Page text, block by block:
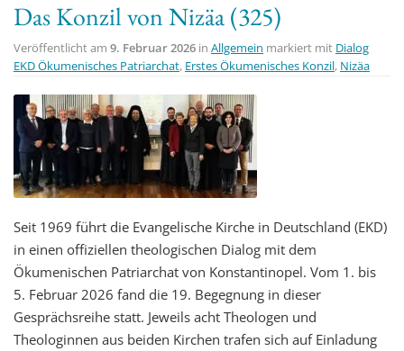
Das Konzil von Nizäa (325)
Veröffentlicht am 9. Februar 2026 in Allgemein markiert mit Dialog
EKD Ökumenisches Patriarchat, Erstes Ökumenisches Konzil, Nizäa
Seit 1969 führt die Evangelische Kirche in Deutschland (EKD)
in einen offiziellen theologischen Dialog mit dem
Ökumenischen Patriarchat von Konstantinopel. Vom 1. bis
5. Februar 2026 fand die 19. Begegnung in dieser
Gesprächsreihe statt. Jeweils acht Theologen und
Theologinnen aus beiden Kirchen trafen sich auf Einladung